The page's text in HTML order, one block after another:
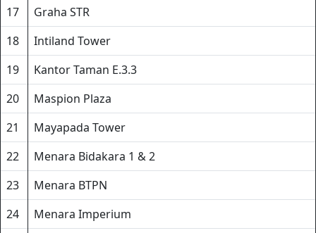
17
Graha STR
18
Intiland Tower
19
Kantor Taman E.3.3
20
Maspion Plaza
21
Mayapada Tower
22
Menara Bidakara 1 & 2
23
Menara BTPN
24
Menara Imperium